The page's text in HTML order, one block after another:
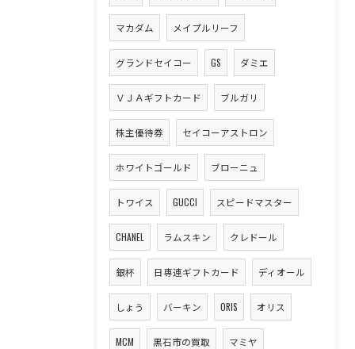
マカダム メイプルリーフ
グランドセイコー GS ダミエ
ＶＪＡギフトカード ブルガリ
株主優待券 セイコーアストロン
ホワイトゴールド ブローニュ
トワイス GUCCI スピードマスター
CHANEL ラムスキン クレドール
銀杯 日専連ギフトカード ディオール
しょう バーキン ORIS オリス
MCM 黒石市の買取 マミヤ